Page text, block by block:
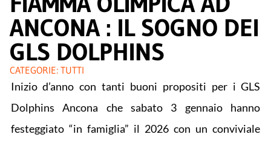
ANCONA : IL SOGNO DEI
GLS DOLPHINS
CATEGORIE: TUTTI
Inizio d’anno con tanti buoni propositi per i GLS
Dolphins Ancona che sabato 3 gennaio hanno
festeggiato “in famiglia” il 2026 con un conviviale